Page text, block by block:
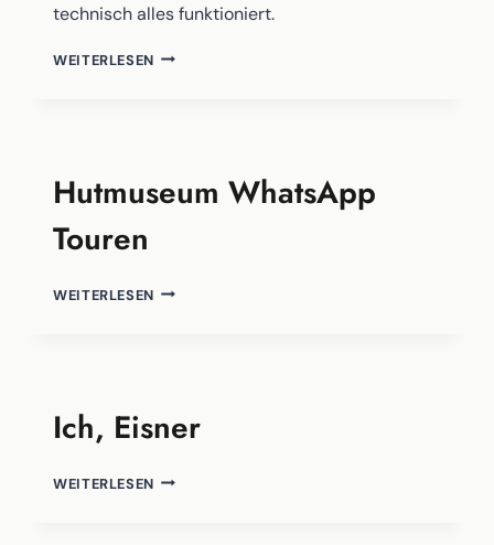
technisch alles funktioniert.
WEITERLESEN TELEPRÄSENZ
Hutmuseum WhatsApp
Touren
WEITERLESEN HUTMUSEUM
Ich, Eisner
WEITERLESEN ICH,